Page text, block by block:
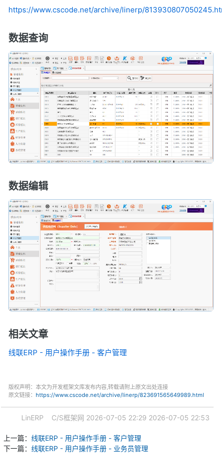
https://www.cscode.net/archive/linerp/
数据查询
数据编辑
相关文章
线联ERP - 用户操作手册 - 客户管理
版权声明：本文为开发框架文库发布内容,转载请附上原文出处连接
原文链接： https://www.cscode.net/archive/linerp/823691565649989.html
LinERP C/S框架网 2026-07-05 22:29 2026-07-05 22:53
上一篇： 线联ERP - 用户操作手册 - 客户管理
下一篇： 线联ERP - 用户操作手册 - 业务员管理